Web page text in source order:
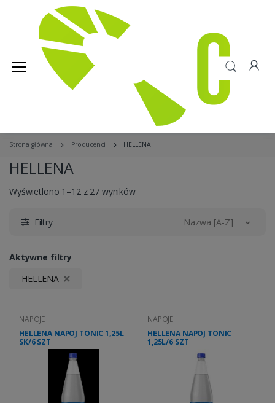
Strona główna Producenci HELLENA
HELLENA
Wyświetlono 1–12 z 27 wyników
Filtry Nazwa [A-Z]
Aktywne filtry
HELLENA
NAPOJE
HELLENA NAPOJ TONIC 1,25L
SK/6 SZT
NAPOJE
HELLENA NAPOJ TONIC
1,25L/6 SZT